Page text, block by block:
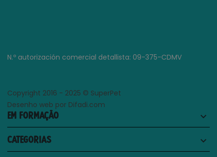
N.º autorización comercial detallista: 09-375-CDMV
Copyright 2016 - 2025 © SuperPet
Desenho web por Difadi.com
EM FORMAÇÃO keyboard_arrow_down
CATEGORIAS keyboard_arrow_down